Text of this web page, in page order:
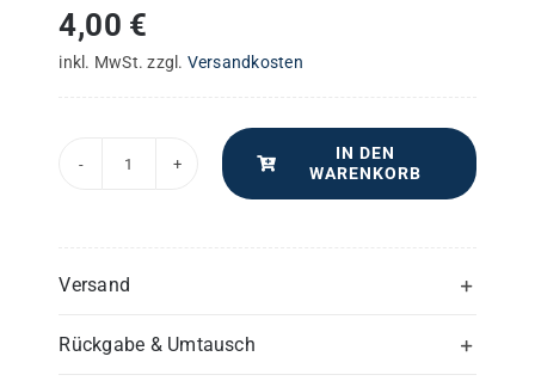
4,00 €
inkl. MwSt. zzgl. Versandkosten
–
I
IN DEN
WARENKORB
Versand
Rückgabe & Umtausch